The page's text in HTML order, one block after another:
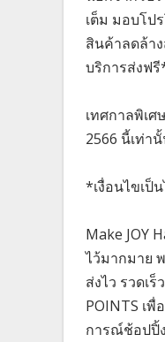
เต็ม มอบโป
สินค้าลดล้า
บริการส่งฟ
เทศกาลพิเ
2566 นี้เท่า
*เงื่อนไขเป็
Make JOY
ไว้มากมาย
ส่งไว รวดเ
POINTS เ
การณ์ช้อปปิ้